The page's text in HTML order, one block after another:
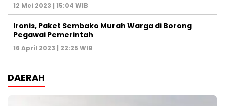
12 Mei 2023 | 15:04 WIB
Ironis, Paket Sembako Murah Warga di Borong
Pegawai Pemerintah
16 April 2023 | 22:25 WIB
DAERAH